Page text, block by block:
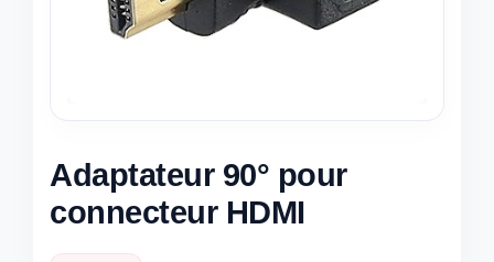
Adaptateur 90° pour
connecteur HDMI